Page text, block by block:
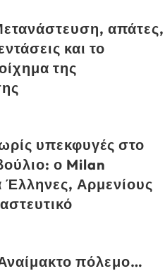
απάτες,
και το
της
υπεκφυγές στο
ο Milan
Έλληνες, Αρμενίους
πόλεμο…